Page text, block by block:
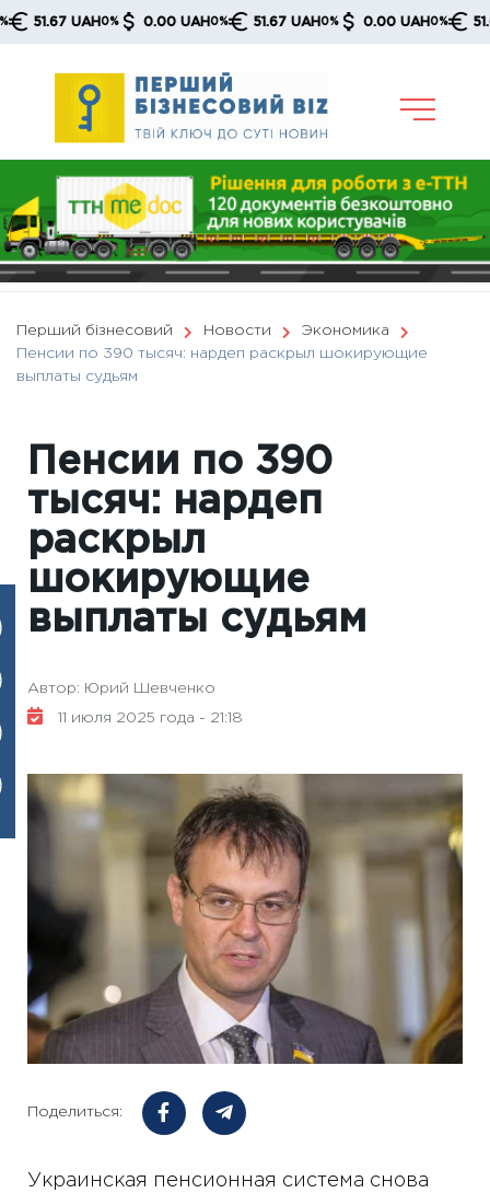
Skip
51.67 UAH 0% 0.00 UAH 0% 51.67 UAH 0% 0.00 UAH 0% 51.67
Перший бізнесовий Новости
Экономика
Пенсии по 390 тысяч: нардеп раскрыл шокирующие
выплаты судьям
Пенсии по 390
тысяч: нардеп
раскрыл
шокирующие
выплаты судьям
Автор: Юрий Шевченко
11 июля 2025 года - 21:18
Поделиться:
Украинская пенсионная система снова